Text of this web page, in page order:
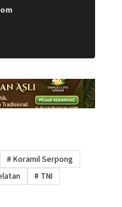
# Koramil Serpong
# TNI